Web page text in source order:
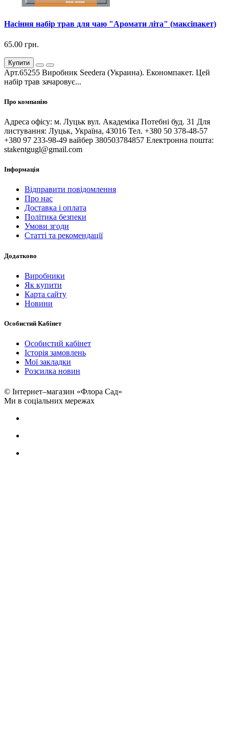
Насіння набір трав для чаю "Аромати літа" (максіпакет)
65.00 грн.
Купити
Арт.65255 Виробник Seedera (Украина). Економпакет. Цей
набір трав зачаровує...
Про компанію
Адреса офісу: м. Луцьк вул. Академіка Потебні буд. 31 Для
листування: Луцьк, Україна, 43016 Тел. +380 50 378-48-57
+380 97 233-98-49 вайбер 380503784857 Електронна пошта:
stakentgugl@gmail.com
Інформація
Відправити повідомлення
Про нас
Доставка і оплата
Політика безпеки
Умови згоди
Статті та рекомендації
Додатково
Виробники
Як купити
Карта сайту
Новини
Особистий Кабінет
Особистий кабінет
Історія замовлень
Мої закладки
Розсилка новин
© Інтернет–магазин «Флора Сад»
Ми в соціальних мережах